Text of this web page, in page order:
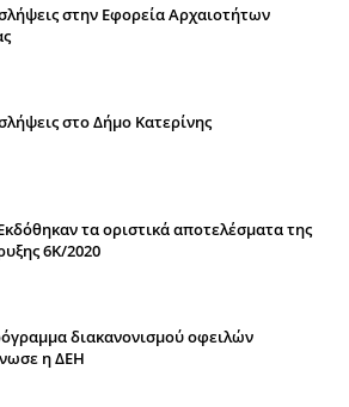
στην Εφορεία Αρχαιοτήτων
στο Δήμο Κατερίνης
τα οριστικά αποτελέσματα της
6Κ/2020
διακανονισμού οφειλών
η ΔΕΗ